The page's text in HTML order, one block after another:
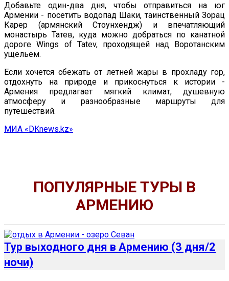
Добавьте один-два дня, чтобы отправиться на юг
Армении - посетить водопад Шаки, таинственный Зорац
Карер (армянский Стоунхендж) и впечатляющий
монастырь Татев, куда можно добраться по канатной
дороге Wings of Tatev, проходящей над Воротанским
ущельем.
Если хочется сбежать от летней жары в прохладу гор,
отдохнуть на природе и прикоснуться к истории -
Армения предлагает мягкий климат, душевную
атмосферу и разнообразные маршруты для
путешествий.
МИА «DKnews.kz»
ПОПУЛЯРНЫЕ ТУРЫ В
АРМЕНИЮ
Тур выходного дня в Армению (3 дня/2
ночи)